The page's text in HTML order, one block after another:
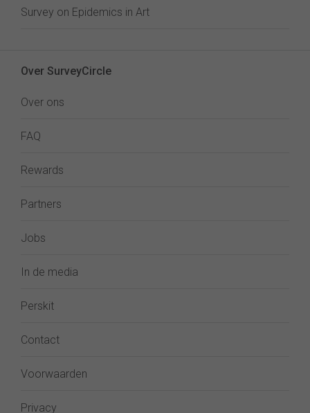
Survey on Epidemics in Art
Over SurveyCircle
Over ons
FAQ
Rewards
Partners
Jobs
In de media
Perskit
Contact
Voorwaarden
Privacy